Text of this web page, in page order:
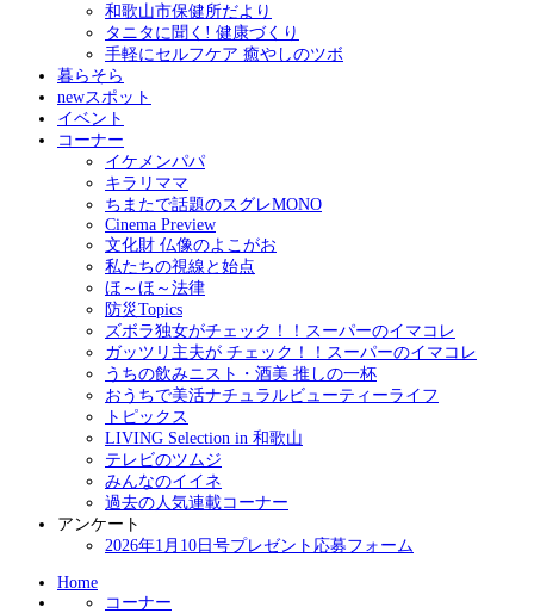
和歌山市保健所だより
タニタに聞く! 健康づくり
手軽にセルフケア 癒やしのツボ
暮らそら
newスポット
イベント
コーナー
イケメンパパ
キラリママ
ちまたで話題のスグレMONO
Cinema Preview
文化財 仏像のよこがお
私たちの視線と始点
ほ～ほ～法律
防災Topics
ズボラ独女がチェック！！スーパーのイマコレ
ガッツリ主夫が チェック！！スーパーのイマコレ
うちの飲みニスト・酒美 推しの一杯
おうちで美活ナチュラルビューティーライフ
トピックス
LIVING Selection in 和歌山
テレビのツムジ
みんなのイイネ
過去の人気連載コーナー
アンケート
2026年1月10日号プレゼント応募フォーム
Home
コーナー